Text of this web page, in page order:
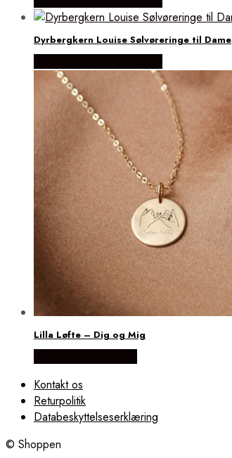
Dyrbergkern Louise Sølvøreringe til Dame
Lilla Løfte – Dig og Mig
Kontakt os
Returpolitik
Databeskyttelseserklæring
© Shoppen